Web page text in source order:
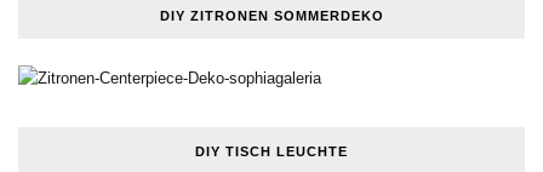
DIY ZITRONEN SOMMERDEKO
DIY TISCH LEUCHTE